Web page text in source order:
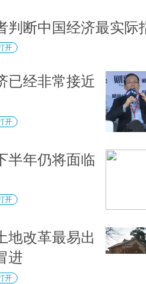
判断中国经济最实际
开
已经非常接近
开
半年仍将面临
开
地改革最易出
进
开